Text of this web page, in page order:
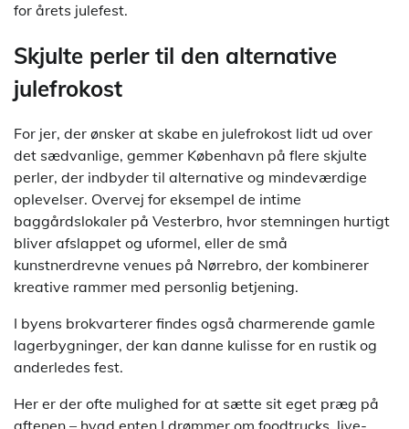
for årets julefest.
Skjulte perler til den alternative
julefrokost
For jer, der ønsker at skabe en julefrokost lidt ud over
det sædvanlige, gemmer København på flere skjulte
perler, der indbyder til alternative og mindeværdige
oplevelser. Overvej for eksempel de intime
baggårdslokaler på Vesterbro, hvor stemningen hurtigt
bliver afslappet og uformel, eller de små
kunstnerdrevne venues på Nørrebro, der kombinerer
kreative rammer med personlig betjening.
I byens brokvarterer findes også charmerende gamle
lagerbygninger, der kan danne kulisse for en rustik og
anderledes fest.
Her er der ofte mulighed for at sætte sit eget præg på